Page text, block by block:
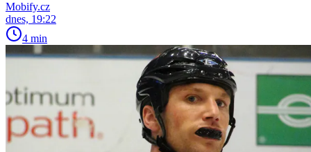
Mobify.cz
dnes, 19:22
4 min